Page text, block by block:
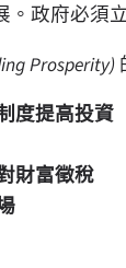
。政府必須
Prosperity)
度提高投資
財富徵稅